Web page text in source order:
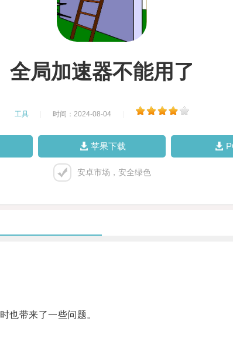
全局加速器不能用了
工具 时间：2024-08-04
苹果下载
安卓市场，安全绿色
带来了一些问题。